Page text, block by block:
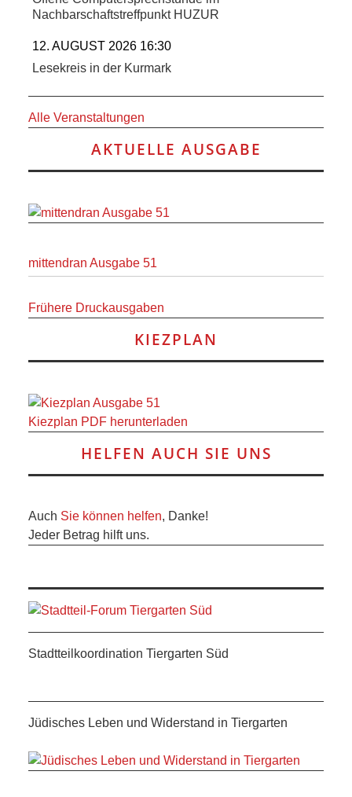
Nachbarschaftstreffpunkt HUZUR
12. AUGUST 2026 16:30
Lesekreis in der Kurmark
Alle Veranstaltungen
AKTUELLE AUSGABE
mittendran Ausgabe 51
Frühere Druckausgaben
KIEZPLAN
Kiezplan PDF herunterladen
HELFEN AUCH SIE UNS
Auch Sie können helfen, Danke!
Jeder Betrag hilft uns.
Stadtteilkoordination Tiergarten Süd
Jüdisches Leben und Widerstand in Tiergarten